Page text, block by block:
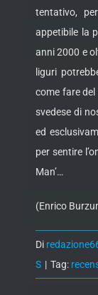
tentativo,
appetibile la
anni 2000 e
liguri
come fare del
svedese di
ed
per sentire
Man’…
(Enrico
Di
S | Tag: